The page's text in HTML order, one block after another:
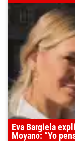
Eva Bargiela
Moyano: “Yo